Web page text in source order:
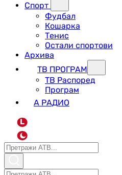
Спорт
Фудбал
Кошарка
Тенис
Остали спортови
Архива
ТВ ПРОГРАМ
ТВ Распоред
Програм
А РАДИО
L